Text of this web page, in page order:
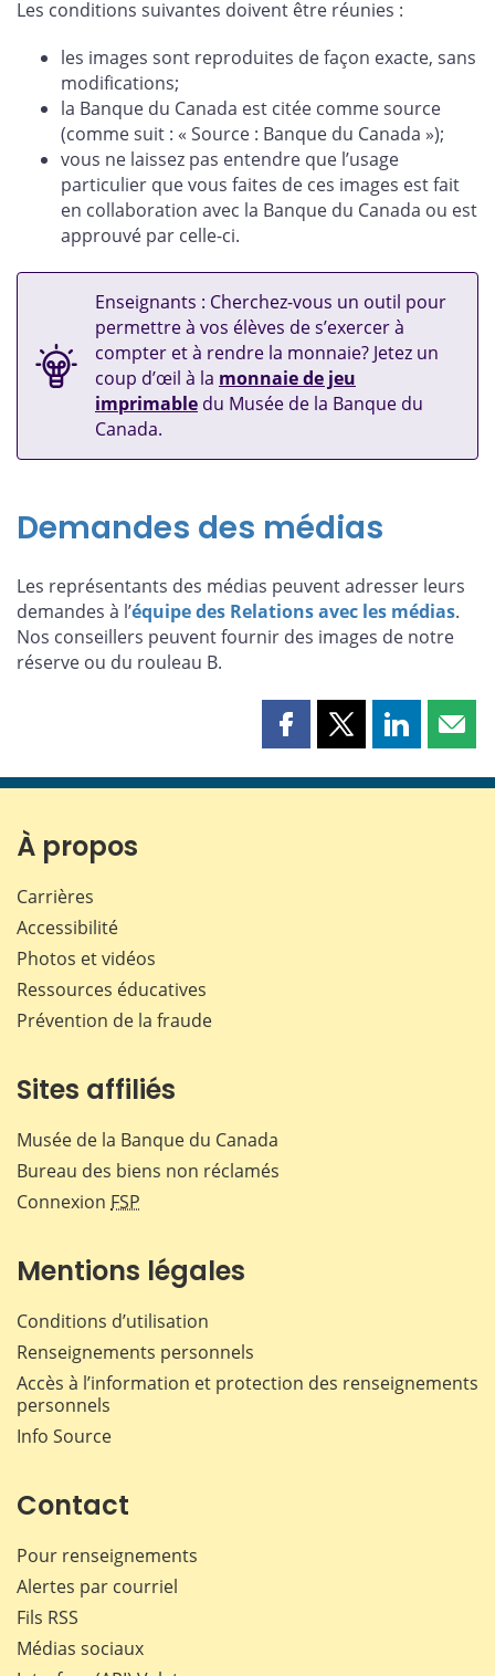
Les conditions suivantes doivent être réunies :
les images sont reproduites de façon exacte, sans
modifications;
la Banque du Canada est citée comme source
(comme suit : « Source : Banque du Canada »);
vous ne laissez pas entendre que l’usage
particulier que vous faites de ces images est fait
en collaboration avec la Banque du Canada ou est
approuvé par celle-ci.
Enseignants : Cherchez-vous un outil pour
permettre à vos élèves de s’exercer à
compter et à rendre la monnaie? Jetez un
coup d’œil à la monnaie de jeu
imprimable du Musée de la Banque du
Canada.
Demandes des médias
Les représentants des médias peuvent adresser leurs
demandes à l’équipe des Relations avec les médias.
Nos conseillers peuvent fournir des images de notre
réserve ou du rouleau B.
Partager
page
Partager
page
Partager
page page
À propos
Carrières
Accessibilité
Photos et vidéos
Ressources éducatives
Prévention de la fraude
Sites affiliés
Musée de la Banque du Canada
Bureau des biens non réclamés
Connexion FSP
Mentions légales
Conditions d’utilisation
Renseignements personnels
Accès à l’information et protection des renseignements
personnels
Info Source
Contact
Pour renseignements
Alertes par courriel
Fils RSS
Médias sociaux